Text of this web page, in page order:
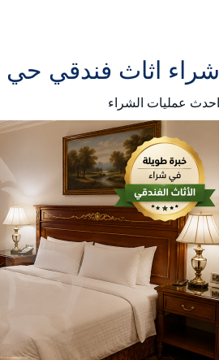
شراء اثاث فندقي حي
احدث عمليات الشراء